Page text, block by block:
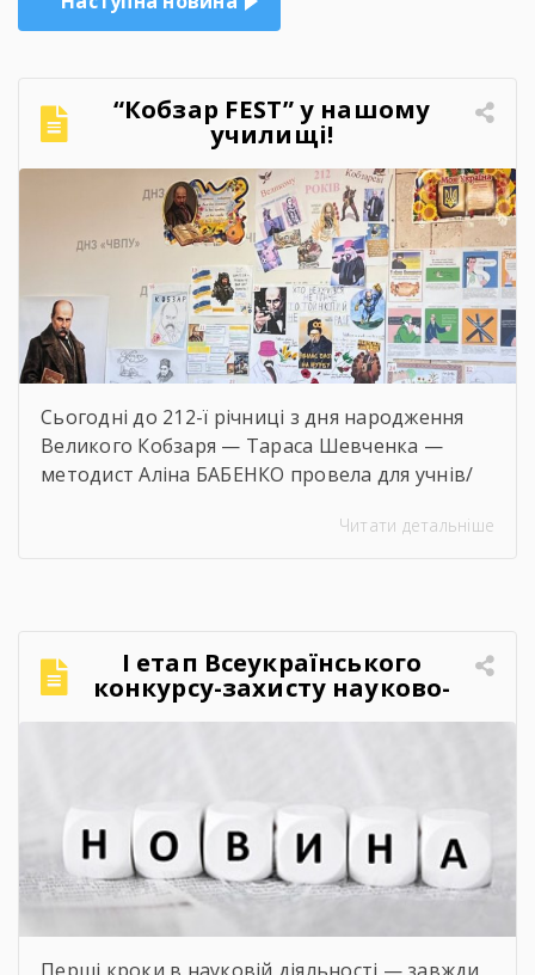
“Кобзар FEST” у нашому
училищі!
Сьогодні до 212-ї річниці з дня народження
Великого Кобзаря — Тараса Шевченка —
методист Аліна БАБЕНКО провела для учнів/
закладу інтерактивний захід «Кобзар
«Впізнай твір Великого Поета», декламували
поезії, а також разом виконали безсмертний
[…]
Читати детальніше
І етап Всеукраїнського
конкурсу-захисту науково-
дослідницьких робіт учнів-